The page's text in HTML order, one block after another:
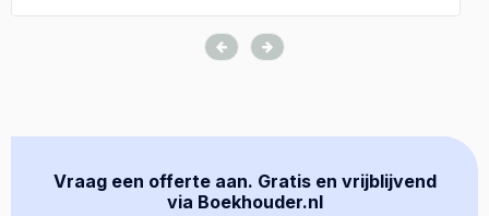
Vraag een offerte aan. Gratis en vrijblijvend
via Boekhouder.nl